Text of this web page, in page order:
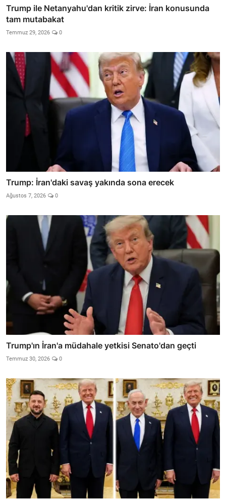
Trump ile Netanyahu'dan kritik zirve: İran konusunda
tam mutabakat
Temmuz 29, 2026 0
Trump: İran'daki savaş yakında sona erecek
Ağustos 7, 2026 0
Trump'ın İran'a müdahale yetkisi Senato'dan geçti
Temmuz 30, 2026 0